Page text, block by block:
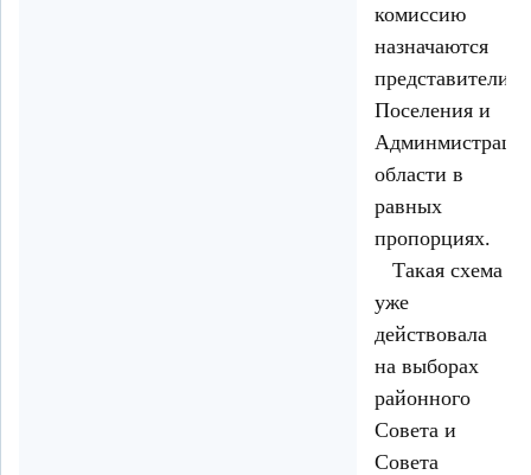
комиссию
назначаются
представители
Поселения и
области в
равных
пропорциях.
Такая схема
уже
действовала
на выборах
районного
Совета и
Совета